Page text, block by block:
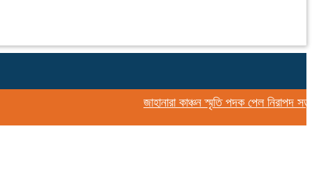
জাহানারা কাঞ্চন স্মৃতি পদক পেল নিরাপদ সড়ক চাই